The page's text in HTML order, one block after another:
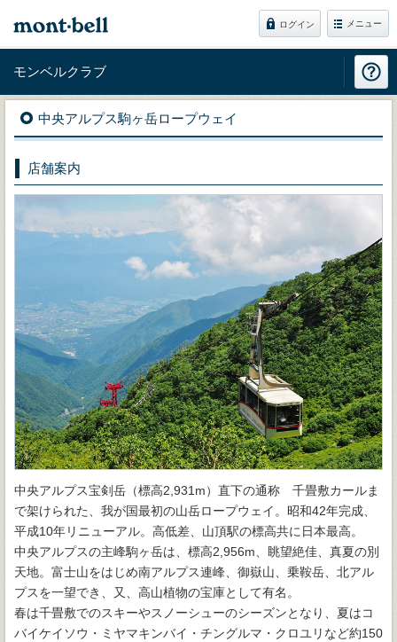
ログイン メニュー
モンベルクラブ
中央アルプス駒ヶ岳ロープウェイ
店舗案内
中央アルプス宝剣岳（標高2,931m）直下の通称 千畳敷カールま
で架けられた、我が国最初の山岳ロープウェイ。昭和42年完成、
平成10年リニューアル。高低差、山頂駅の標高共に日本最高。
中央アルプスの主峰駒ヶ岳は、標高2,956m、眺望絶佳、真夏の別
天地。富士山をはじめ南アルプス連峰、御嶽山、乗鞍岳、北アル
プスを一望でき、又、高山植物の宝庫として有名。
春は千畳敷でのスキーやスノーシューのシーズンとなり、夏はコ
バイケイソウ・ミヤマキンバイ・チングルマ・クロユリなど約150